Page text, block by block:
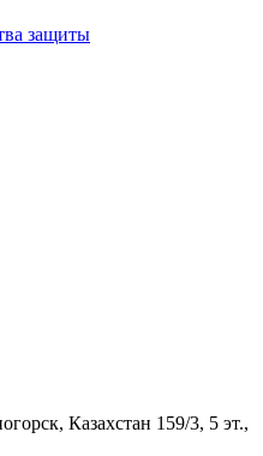
защиты
Казахстан 159/3, 5 эт.,